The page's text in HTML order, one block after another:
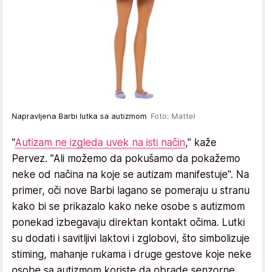
Napravljena Barbi lutka sa autizmom Foto: Mattel
"Autizam ne izgleda uvek na isti način," kaže
Pervez. "Ali možemo da pokušamo da pokažemo
neke od načina na koje se autizam manifestuje". Na
primer, oči nove Barbi lagano se pomeraju u stranu
kako bi se prikazalo kako neke osobe s autizmom
ponekad izbegavaju direktan kontakt očima. Lutki
su dodati i savitljivi laktovi i zglobovi, što simbolizuje
stiming, mahanje rukama i druge gestove koje neke